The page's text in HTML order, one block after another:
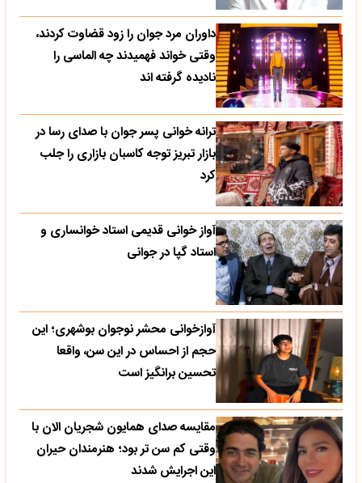
داوران مرد جوان را زود قضاوت کردند،
وقتی خواند فهمیدند چه الماسی را
نادیده گرفته اند
ترانه خوانی پسر جوان با صدای رسا در
بازار تبریز توجه کاسبان بازاری را جلب
کرد
آواز خوانی قدیمی استاد خوانساری و
استاد گپا در جوانی
آوازخوانی محشر نوجوان بوشهری؛ این
حجم از احساس در این سن، واقعا
تحسین‌ برانگیز است
مقایسه صدای همایون شجریان الان با
وقتی کم سن تر بود؛ هنرمندان حیران
این اجرایش شدند